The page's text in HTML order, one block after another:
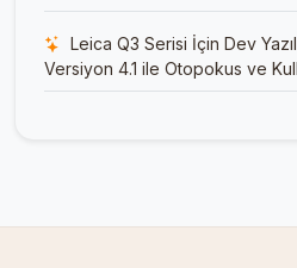
Leica Q3 Serisi İçin Dev
Versiyon 4.1 ile Otopokus ve